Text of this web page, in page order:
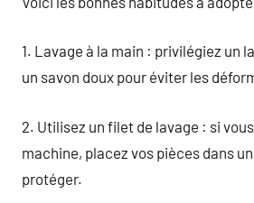
1. Lavage à la main : privilégiez un
un savon doux pour éviter les
2. Utilisez un filet de lavage : si
machine, placez vos pièces dans
protéger.